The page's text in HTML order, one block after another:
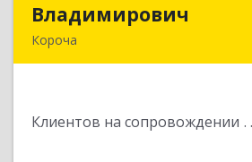
Владимирович
Короча
Клиентов на сопровождении